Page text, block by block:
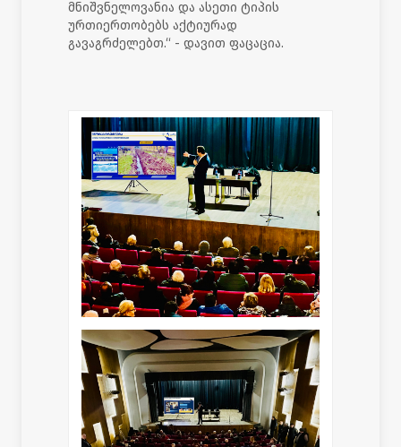
მნიშვნელოვანია და ასეთი ტიპის
ურთიერთობებს აქტიურად
გავაგრძელებთ.“ - დავით ფაცაცია.